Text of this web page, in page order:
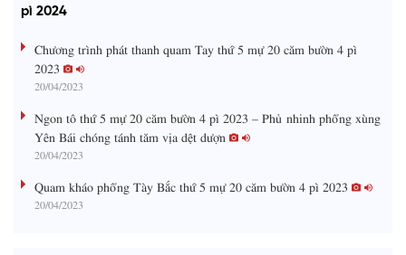
%
i
pì 2024
Chương trình phát thanh quam Tay thứ 5 mự 20 căm bườn 4 pì
2023
20/04/2023
Ngon tô thứ 5 mự 20 căm bườn 4 pì 2023 – Phủ nhinh phổng xùng
Yên Bái chóng tánh tăm vịa dệt dượn
20/04/2023
Quam kháo phổng Tày Bắc thứ 5 mự 20 căm bườn 4 pì 2023
20/04/2023